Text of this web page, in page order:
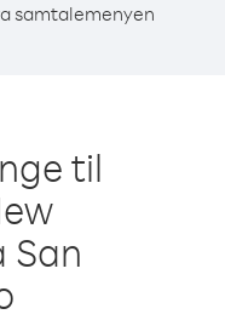
samtalemenyen
til
San